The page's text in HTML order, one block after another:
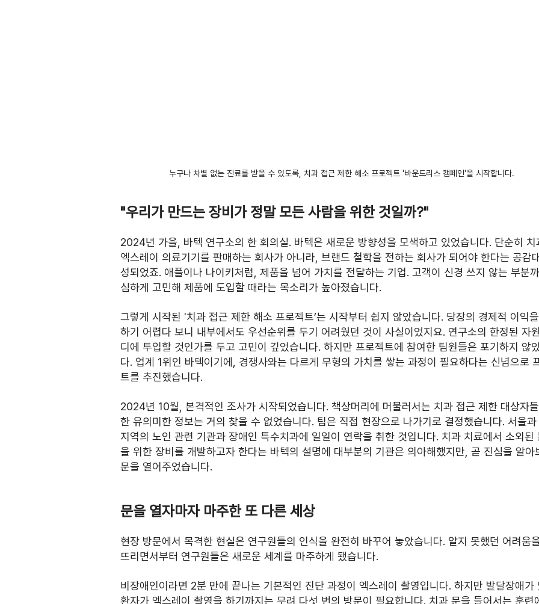
누구나 차별 없는 진료를 받을 수 있도록, 치과 접근 제한 해소 프로젝트 '바운드리스 캠페인'을 시작합니다.
"우리가 만드는 장비가 정말 모든 사람을 위한 것일까?"
2024년 가을, 바텍 연구소의 한 회의실. 바텍은 새로운 방향성을 모색하고 있었습니다. 단순히
엑스레이 의료기기를 판매하는 회사가 아니라, 브랜드 철학을 전하는 회사가 되어야 한다는 공감
성되었죠. 애플이나 나이키처럼, 제품을 넘어 가치를 전달하는 기업. 고객이 신경 쓰지 않는 부분
심하게 고민해 제품에 도입할 때라는 목소리가 높아졌습니다.
그렇게 시작된 '치과 접근 제한 해소 프로젝트’는 시작부터 쉽지 않았습니다. 당장의 경제적 이익
하기 어렵다 보니 내부에서도 우선순위를 두기 어려웠던 것이 사실이었지요. 연구소의 한정된 자
디에 투입할 것인가를 두고 고민이 깊었습니다. 하지만 프로젝트에 참여한 팀원들은 포기하지 않
다. 업계 1위인 바텍이기에, 경쟁사와는 다르게 무형의 가치를 쌓는 과정이 필요하다는 신념으로
트를 추진했습니다.
2024년 10월, 본격적인 조사가 시작되었습니다. 책상머리에 머물러서는 치과 접근 제한 대상자
한 유의미한 정보는 거의 찾을 수 없었습니다. 팀은 직접 현장으로 나가기로 결정했습니다. 서울
지역의 노인 관련 기관과 장애인 특수치과에 일일이 연락을 취한 것입니다. 치과 치료에서 소외된
을 위한 장비를 개발하고자 한다는 바텍의 설명에 대부분의 기관은 의아해했지만, 곧 진심을 알
문을 열어주었습니다.
문을 열자마자 마주한 또 다른 세상
현장 방문에서 목격한 현실은 연구원들의 인식을 완전히 바꾸어 놓았습니다. 알지 못했던 어려움
뜨리면서부터 연구원들은 새로운 세계를 마주하게 됐습니다.
비장애인이라면 2분 만에 끝나는 기본적인 진단 과정이 엑스레이 촬영입니다. 하지만 발달장애
환자가 엑스레이 촬영을 하기까지는 무려 다섯 번의 방문이 필요합니다. 치과 문을 들어서는 훈